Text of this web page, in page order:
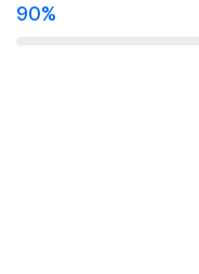
90%